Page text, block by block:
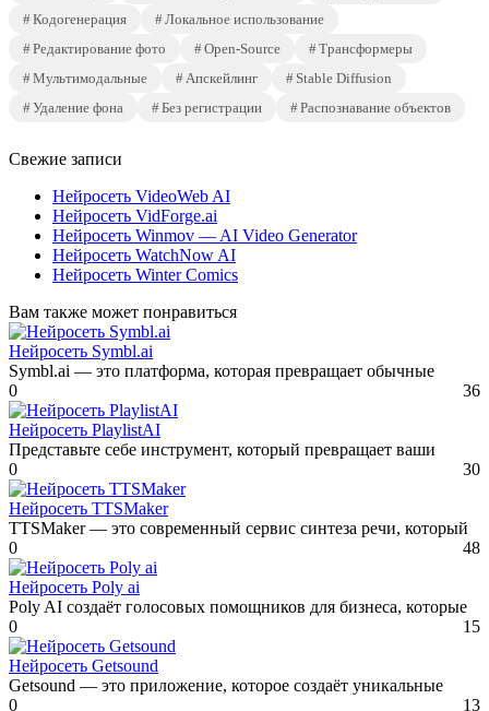
Кодогенерация
Локальное использование
Редактирование фото
Open-Source
Трансформеры
Мультимодальные
Апскейлинг
Stable Diffusion
Удаление фона
Без регистрации Распознавание объектов
Свежие записи
Нейросеть VideoWeb AI
Нейросеть VidForge.ai
Нейросеть Winmov — AI Video Generator
Нейросеть WatchNow AI
Нейросеть Winter Comics
Вам также может понравиться
Нейросеть Symbl.ai
Symbl.ai — это платформа, которая превращает обычные
0
36
Нейросеть PlaylistAI
Представьте себе инструмент, который превращает ваши
0
30
Нейросеть TTSMaker
TTSMaker — это современный сервис синтеза речи, который
0
48
Нейросеть Poly ai
Poly AI создаёт голосовых помощников для бизнеса, которые
0
15
Нейросеть Getsound
Getsound — это приложение, которое создаёт уникальные
0
13